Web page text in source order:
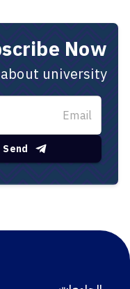
Now
university
Send